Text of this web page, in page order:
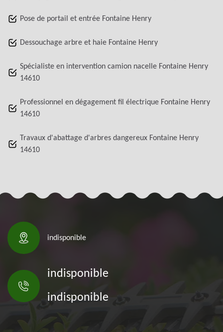
Pose de portail et entrée Fontaine Henry
Dessouchage arbre et haie Fontaine Henry
Spécialiste en intervention camion nacelle Fontaine Henry
14610
Professionnel en dégagement fil électrique Fontaine Henry
14610
Travaux d'abattage d'arbres dangereux Fontaine Henry
14610
indisponible
indisponible
indisponible